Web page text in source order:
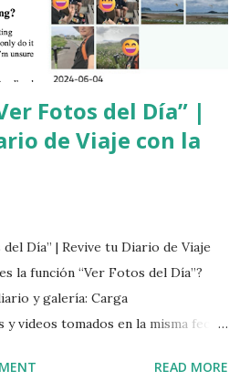
Fotos del Día” |
de Viaje con la
Día” | Revive tu Diario de Viaje
la función “Ver Fotos del Día”?
y galería: Carga
videos tomados en la misma fecha
los momentos más ricos de tus
READ MORE